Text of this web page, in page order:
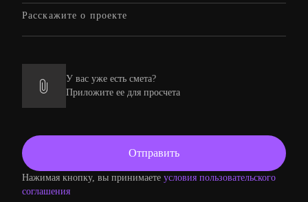
У вас уже есть смета?
Приложите ее для просчета
Нажимая кнопку, вы принимаете условия пользовательского
соглашения